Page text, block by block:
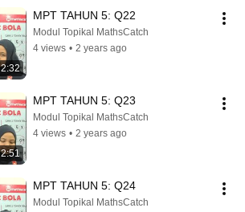
2:32
MPT TAHUN 5: Q22
Modul Topikal MathsCatch
4 views • 2 years ago
2:51
MPT TAHUN 5: Q23
Modul Topikal MathsCatch
4 views • 2 years ago
MPT TAHUN 5: Q24
Modul Topikal MathsCatch